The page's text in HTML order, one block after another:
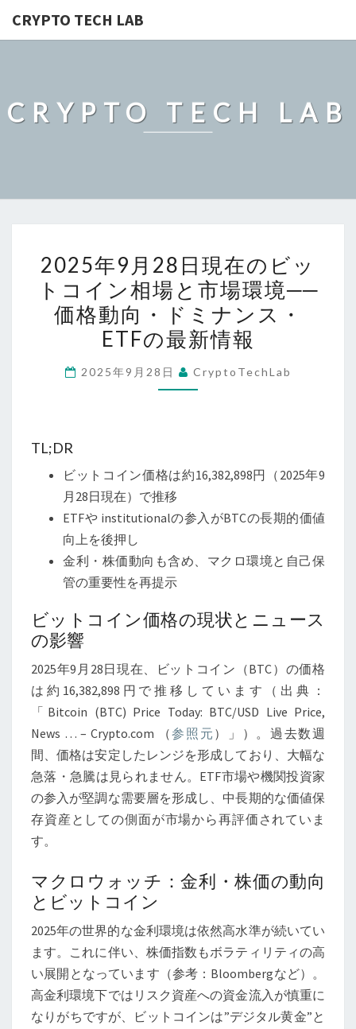
CRYPTO TECH LAB
CRYPTO TECH LAB
年
9
月
28
日
現
ト
イ
相
と
環
境
──
価
格
動
向・
ド
ナ
ン
ETF
の
最
新
情
2025年9月28日現在のビッ
トコイン相場と市場環境──
価格動向・ドミナンス・
ETFの最新情報
2025年9月28日 CryptoTechLab
TL;DR
ビットコイン価格は約16,382,898円（2025年9
月28日現在）で推移
ETFや institutionalの参入がBTCの長期的価値
向上を後押し
金利・株価動向も含め、マクロ環境と自己保
管の重要性を再提示
ビットコイン価格の現状とニュース
の影響
2025年9月28日現在、ビットコイン（BTC）の価格
は約16,382,898円で推移しています（出典：
「Bitcoin (BTC) Price Today: BTC/USD Live Price,
News … – Crypto.com （参照元 ）」）。過去数週
間、価格は安定したレンジを形成しており、大幅な
急落・急騰は見られません。ETF市場や機関投資家
の参入が堅調な需要層を形成し、中長期的な価値保
存資産としての側面が市場から再評価されていま
す。
マクロウォッチ：金利・株価の動向
とビットコイン
2025年の世界的な金利環境は依然高水準が続いてい
ます。これに伴い、株価指数もボラティリティの高
い展開となっています（参考：Bloombergなど）。
高金利環境下ではリスク資産への資金流入が慎重に
なりがちですが、ビットコインは”デジタル黄金”と